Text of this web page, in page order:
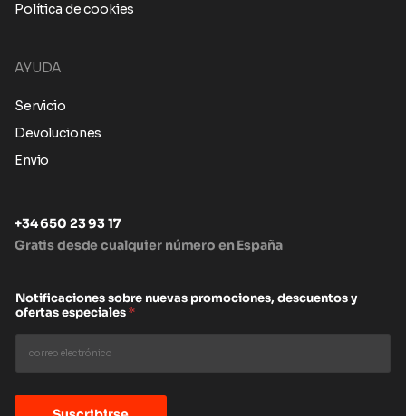
Política de cookies
AYUDA
Servicio
Devoluciones
Envio
+34 650 23 93 17
Gratis desde cualquier número en España
Notificaciones sobre nuevas promociones, descuentos y
ofertas especiales*